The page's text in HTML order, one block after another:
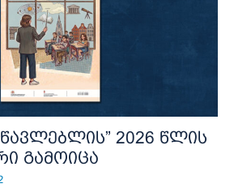
2026 წლის
გამოიცა